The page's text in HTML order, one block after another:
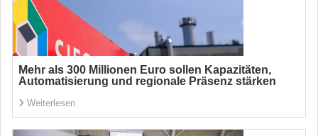
Mehr als 300 Millionen Euro sollen Kapazitäten,
Automatisierung und regionale Präsenz stärken
Weiterlesen